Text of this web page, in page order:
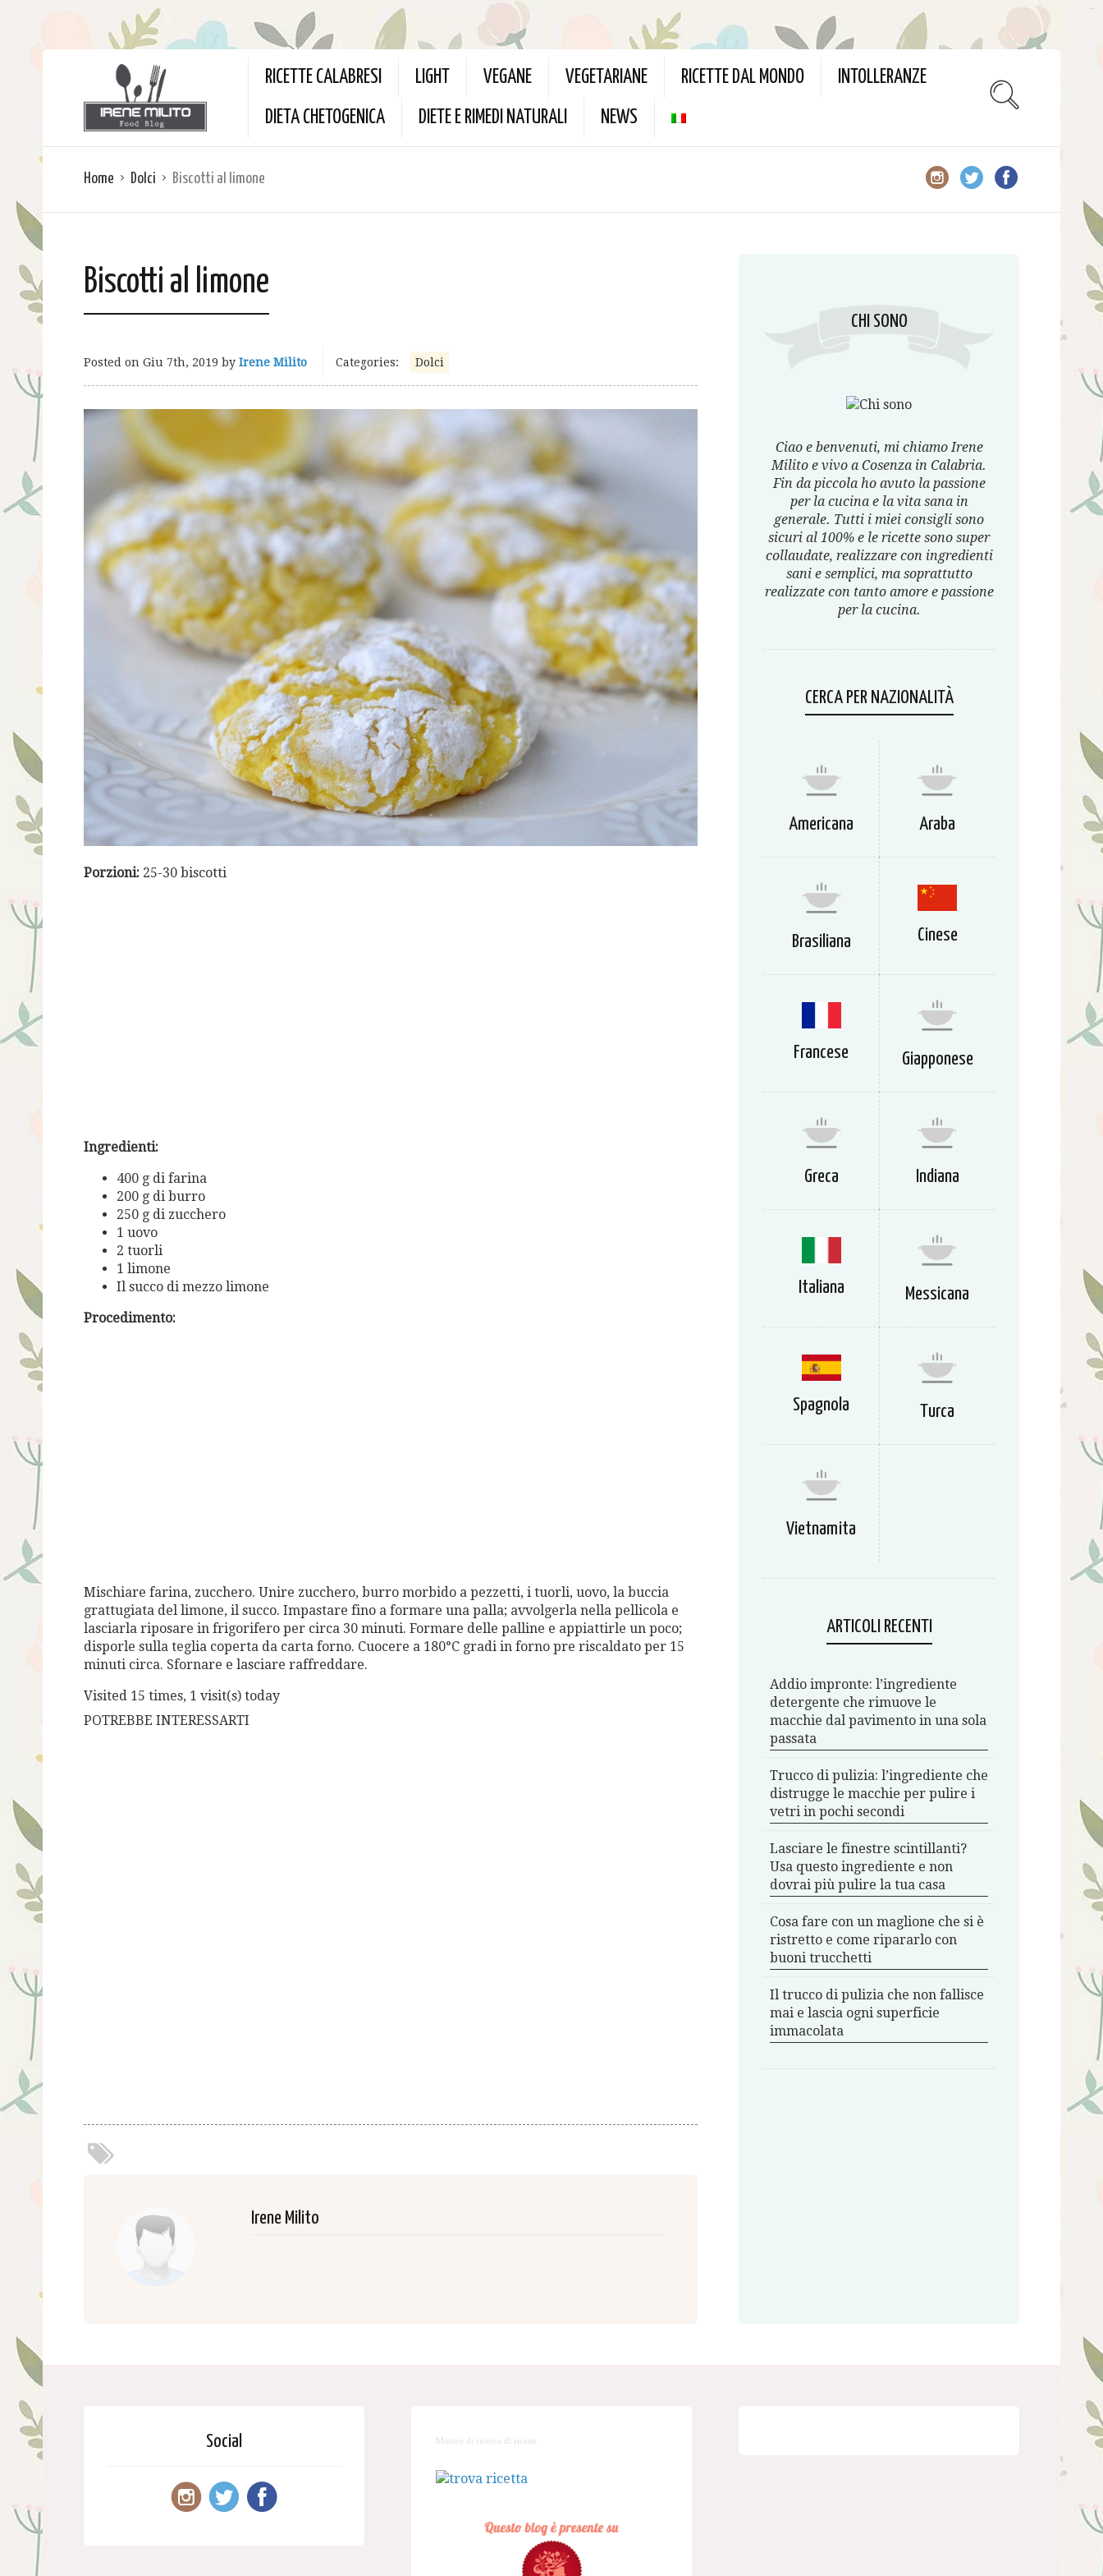
RICETTE CALABRESI LIGHT VEGANE VEGETARIANE RICETTE DAL MONDO INTOLLERANZE
DIETA CHETOGENICA DIETE E RIMEDI NATURALI NEWS
Home Dolci Biscotti al limone
Biscotti al limone
Posted on Giu 7th, 2019 by Irene Milito Categories: Dolci
Porzioni: 25-30 biscotti
Ingredienti:
400 g di farina
200 g di burro
250 g di zucchero
1 uovo
2 tuorli
1 limone
Il succo di mezzo limone
Procedimento:
Mischiare farina, zucchero. Unire zucchero, burro morbido a pezzetti, i tuorli, uovo, la buccia
grattugiata del limone, il succo. Impastare fino a formare una palla; avvolgerla nella pellicola e
lasciarla riposare in frigorifero per circa 30 minuti. Formare delle palline e appiattirle un poco;
disporle sulla teglia coperta da carta forno. Cuocere a 180°C gradi in forno pre riscaldato per 15
minuti circa. Sfornare e lasciare raffreddare.
Visited 15 times, 1 visit(s) today
POTREBBE INTERESSARTI
Irene Milito
CHI SONO
Ciao e benvenuti, mi chiamo Irene
Milito e vivo a Cosenza in Calabria.
Fin da piccola ho avuto la passione
per la cucina e la vita sana in
generale. Tutti i miei consigli sono
sicuri al 100% e le ricette sono super
collaudate, realizzare con ingredienti
sani e semplici, ma soprattutto
realizzate con tanto amore e passione
per la cucina.
CERCA PER NAZIONALITÀ
Americana Araba
Brasiliana Cinese
Francese Giapponese
Greca Indiana
Italiana Messicana
Spagnola Turca
Vietnamita
ARTICOLI RECENTI
Addio impronte: l’ingrediente
detergente che rimuove le
macchie dal pavimento in una sola
passata
Trucco di pulizia: l’ingrediente che
distrugge le macchie per pulire i
vetri in pochi secondi
Lasciare le finestre scintillanti?
Usa questo ingrediente e non
dovrai più pulire la tua casa
Cosa fare con un maglione che si è
ristretto e come ripararlo con
buoni trucchetti
Il trucco di pulizia che non fallisce
mai e lascia ogni superficie
immacolata
Social Motore di ricerca di ricette